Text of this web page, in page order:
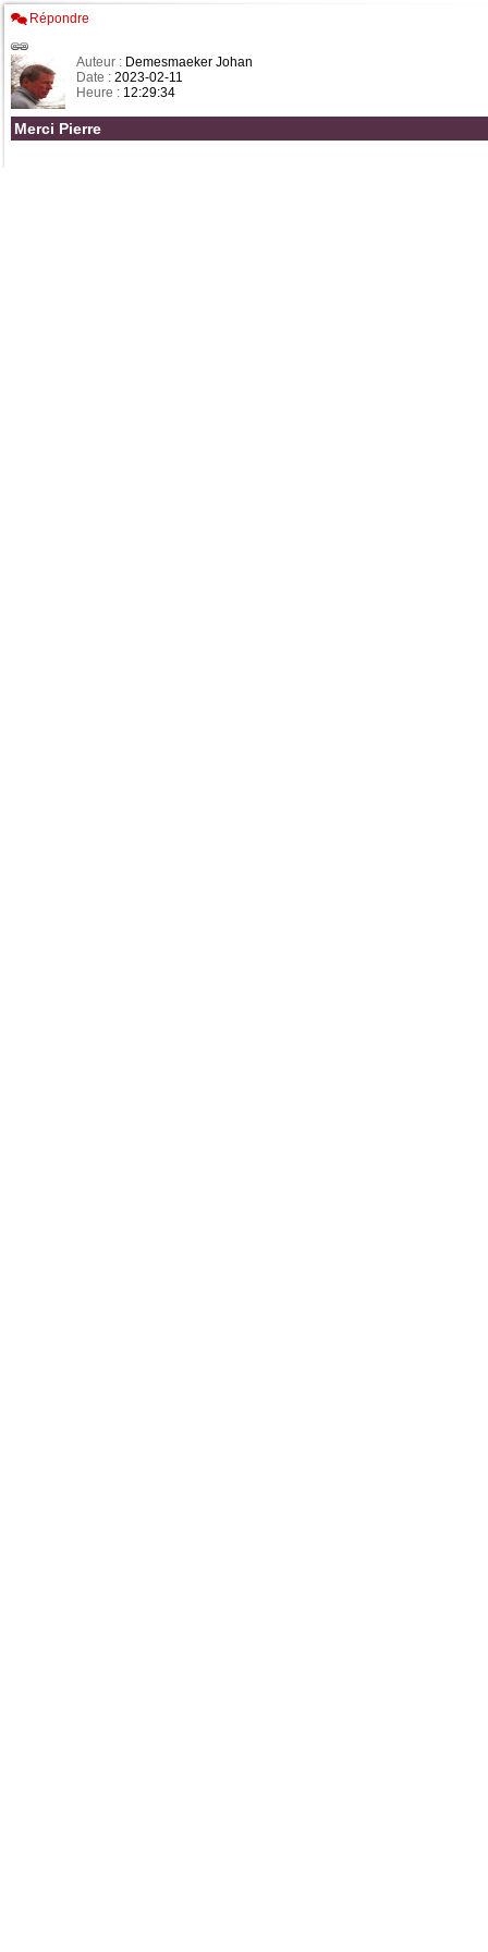
Répondre
Auteur : Demesmaeker Johan
Date : 2023-02-11
Heure : 12:29:34
Merci Pierre